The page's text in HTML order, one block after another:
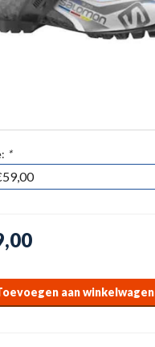
*
aan winkelwagen